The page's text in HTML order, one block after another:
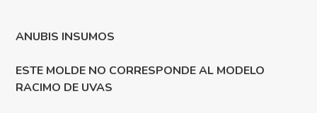
ANUBIS INSUMOS
ESTE MOLDE NO CORRESPONDE AL MODELO
RACIMO DE UVAS